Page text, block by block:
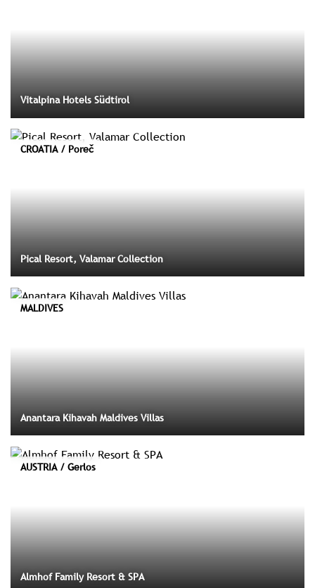
Vitalpina Hotels Südtirol
CROATIA / Poreč
Pical Resort, Valamar Collection
MALDIVES
Anantara Kihavah Maldives Villas
AUSTRIA / Gerlos
Almhof Family Resort & SPA